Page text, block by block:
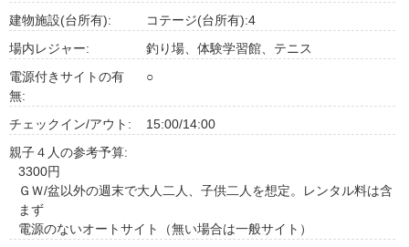
建物施設(台所有):
コテージ(台所有):4
場内レジャー:
釣り場、体験学習館、テニス
電源付きサイトの有
無:
○
チェックイン/アウト:
15:00/14:00
親子４人の参考予算:
3300円
ＧＷ/盆以外の週末で大人二人、子供二人を想定。レンタル料は含
まず
電源のないオートサイト（無い場合は一般サイト）